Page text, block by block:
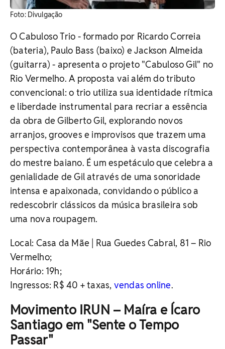
Foto: Divulgação
O Cabuloso Trio - formado por Ricardo Correia
(bateria), Paulo Bass (baixo) e Jackson Almeida
(guitarra) - apresenta o projeto "Cabuloso Gil" no
Rio Vermelho. A proposta vai além do tributo
convencional: o trio utiliza sua identidade rítmica
e liberdade instrumental para recriar a essência
da obra de Gilberto Gil, explorando novos
arranjos, grooves e improvisos que trazem uma
perspectiva contemporânea à vasta discografia
do mestre baiano. É um espetáculo que celebra a
genialidade de Gil através de uma sonoridade
intensa e apaixonada, convidando o público a
redescobrir clássicos da música brasileira sob
uma nova roupagem.
Local: Casa da Mãe | Rua Guedes Cabral, 81 – Rio
Vermelho;
Horário: 19h;
Ingressos: R$ 40 + taxas, vendas online.
Movimento IRUN – Maíra e Ícaro
Santiago em "Sente o Tempo
Passar"